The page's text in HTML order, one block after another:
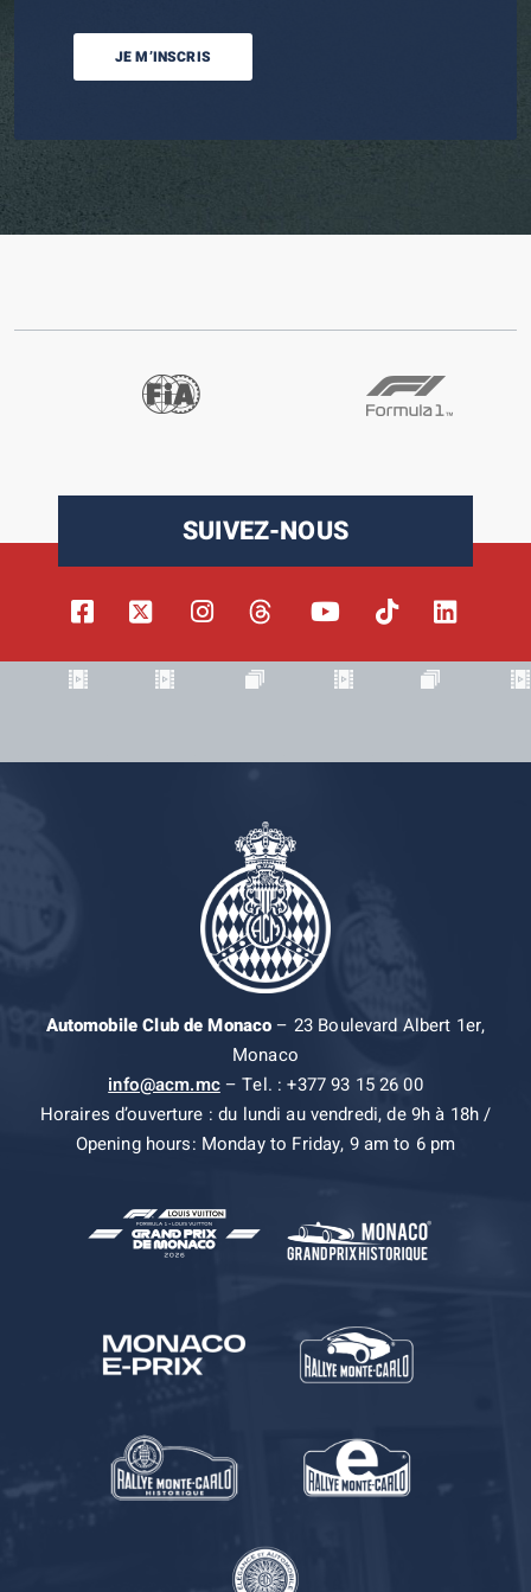
JE M’INSCRIS
SUIVEZ-NOUS
Automobile Club de Monaco– 23 Boulevard Albert 1er,
Monaco
info@acm.mc– Tel. : +377 93 15 26 00
Horaires d’ouverture : du lundi au vendredi, de 9h à 18h /
Opening hours: Monday to Friday, 9 am to 6 pm